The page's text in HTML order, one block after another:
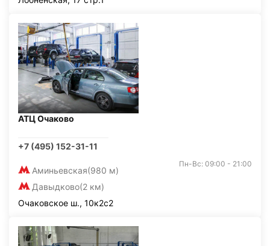
АТЦ Очаково
+7 (495) 152-31-11
Аминьевская(980 м)
Давыдково(2 км)
Пн-Вс: 09:00 - 21:00
Очаковское ш., 10к2с2